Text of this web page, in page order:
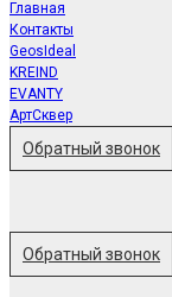
Главная
Контакты
GeosIdeal
KREIND
EVANTY
АртСквер
Обратный звонок
Обратный звонок